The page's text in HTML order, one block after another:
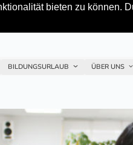
bieten zu können.
BILDUNGSURLAUB ÜBER UNS